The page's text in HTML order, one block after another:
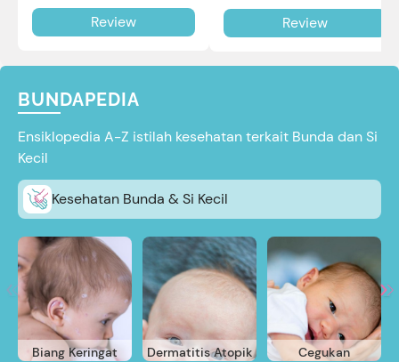
teknologi Air Through
Technology.Review
baru lahir bahkan kulit
sensitif sekalipun. Simak
Review
BUNDAPEDIA
Ensiklopedia A-Z istilah kesehatan terkait Bunda dan Si
Kecil
Kesehatan Bunda & Si Kecil
Biang Keringat Dermatitis Atopik Cegukan